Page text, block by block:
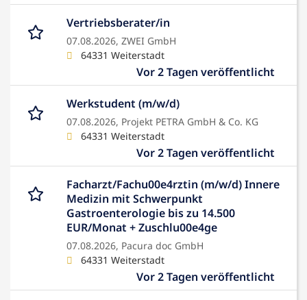
Vertriebsberater/in
07.08.2026, ZWEI GmbH
64331 Weiterstadt
Vor 2 Tagen veröffentlicht
Werkstudent (m/w/d)
07.08.2026, Projekt PETRA GmbH & Co. KG
64331 Weiterstadt
Vor 2 Tagen veröffentlicht
Facharzt/Fachu00e4rztin (m/w/d) Innere
Medizin mit Schwerpunkt
Gastroenterologie bis zu 14.500
EUR/Monat + Zuschlu00e4ge
07.08.2026, Pacura doc GmbH
64331 Weiterstadt
Vor 2 Tagen veröffentlicht